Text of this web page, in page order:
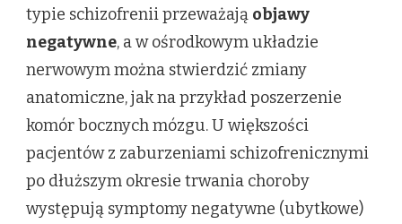
typie schizofrenii przeważają objawy
negatywne, a w ośrodkowym układzie
nerwowym można stwierdzić zmiany
anatomiczne, jak na przykład poszerzenie
komór bocznych mózgu. U większości
pacjentów z zaburzeniami schizofrenicznymi
po dłuższym okresie trwania choroby
występują symptomy negatywne (ubytkowe)